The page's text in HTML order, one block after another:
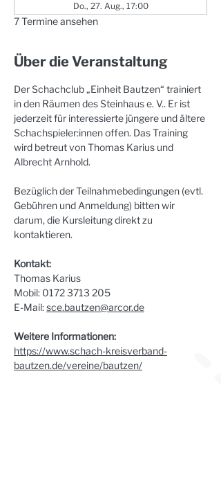
Do., 27. Aug., 17:00
7 Termine ansehen
Über die Veranstaltung
Der Schachclub „Einheit Bautzen“ trainiert
in den Räumen des Steinhaus e. V.. Er ist
jederzeit für interessierte jüngere und ältere
Schachspieler:innen offen. Das Training
wird betreut von Thomas Karius und
Albrecht Arnhold.
Bezüglich der Teilnahmebedingungen (evtl.
Gebühren und Anmeldung) bitten wir
darum, die Kursleitung direkt zu
kontaktieren.
Kontakt:
Thomas Karius
Mobil: 0172 3713 205
E-Mail: sce.bautzen@arcor.de
Weitere Informationen:
https://www.schach-kreisverband-
bautzen.de/vereine/bautzen/